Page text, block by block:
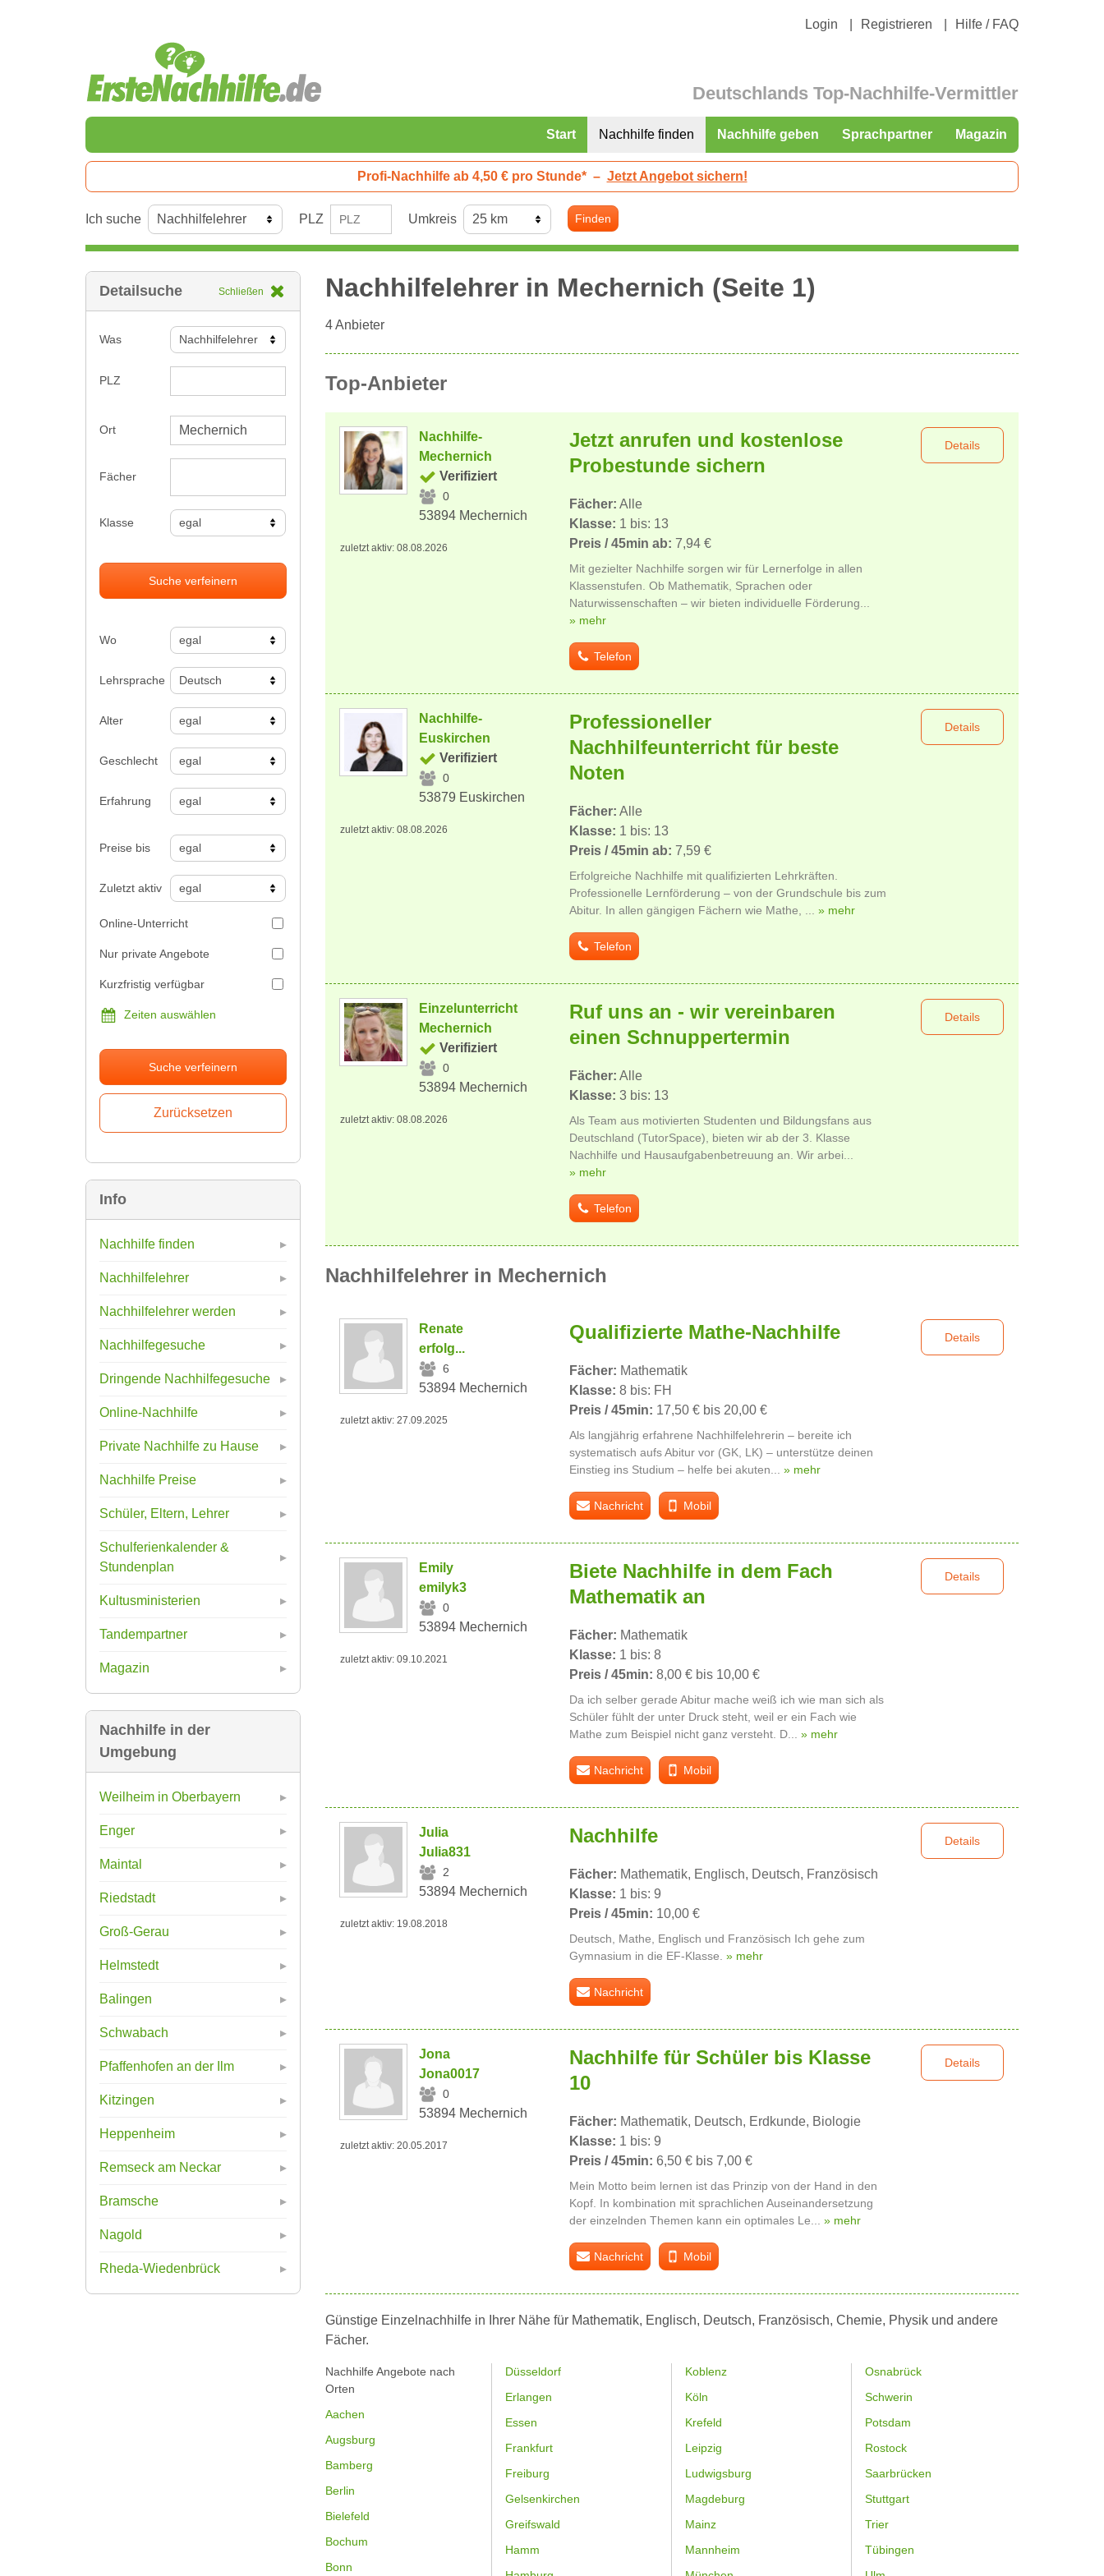
Login Registrieren Hilfe / FAQ
Deutschlands Top-Nachhilfe-Vermittler
Start Nachhilfe finden Nachhilfe geben Sprachpartner Magazin
Profi-Nachhilfe ab 4,50 € pro Stunde* – Jetzt Angebot sichern!
Ich suche PLZ Umkreis Finden
Detailsuche Schließen
Was
PLZ
Ort
Fächer
Klasse
Suche verfeinern
Wo
Lehrsprache
Alter
Geschlecht
Erfahrung
Preise bis
Zuletzt aktiv
Online-Unterricht
Nur private Angebote
Kurzfristig verfügbar
Zeiten auswählen
Suche verfeinern
Info
Nachhilfe finden
Nachhilfelehrer
Nachhilfelehrer werden
Nachhilfegesuche
Dringende Nachhilfegesuche
Online-Nachhilfe
Private Nachhilfe zu Hause
Nachhilfe Preise
Schüler, Eltern, Lehrer
Schulferienkalender &
Stundenplan
Kultusministerien
Tandempartner
Magazin
Nachhilfe in der
Umgebung
Weilheim in Oberbayern
Enger
Maintal
Riedstadt
Groß-Gerau
Helmstedt
Balingen
Schwabach
Pfaffenhofen an der Ilm
Kitzingen
Heppenheim
Remseck am Neckar
Bramsche
Nagold
Rheda-Wiedenbrück
Nachhilfelehrer in Mechernich (Seite 1)
4Anbieter
Top-Anbieter
Nachhilfe-
Mechernich
Verifiziert
0
53894 Mechernich
zuletzt aktiv: 08.08.2026
Jetzt anrufen und kostenlose
Probestunde sichern
Fächer: Alle
Klasse: 1 bis: 13
Preis / 45min ab: 7,94 €
Mit gezielter Nachhilfe sorgen wir für Lernerfolge in allen
Klassenstufen. Ob Mathematik, Sprachen oder
Naturwissenschaften – wir bieten individuelle Förderung...
» mehr
Details
Telefon
Nachhilfe-
Euskirchen
Verifiziert
0
53879 Euskirchen
zuletzt aktiv: 08.08.2026
Professioneller
Nachhilfeunterricht für beste
Noten
Fächer: Alle
Klasse: 1 bis: 13
Preis / 45min ab: 7,59 €
Erfolgreiche Nachhilfe mit qualifizierten Lehrkräften.
Professionelle Lernförderung – von der Grundschule bis zum
Abitur. In allen gängigen Fächern wie Mathe, ... » mehr
Details
Telefon
Einzelunterricht
Mechernich
Verifiziert
0
53894 Mechernich
zuletzt aktiv: 08.08.2026
Ruf uns an - wir vereinbaren
einen Schnuppertermin
Fächer: Alle
Klasse: 3 bis: 13
Als Team aus motivierten Studenten und Bildungsfans aus
Deutschland (TutorSpace), bieten wir ab der 3. Klasse
Nachhilfe und Hausaufgabenbetreuung an. Wir arbei...
» mehr
Details
Telefon
Nachhilfelehrer in Mechernich
Renate
erfolg...
6
53894 Mechernich
zuletzt aktiv: 27.09.2025
Qualifizierte Mathe-Nachhilfe
Fächer: Mathematik
Klasse: 8 bis: FH
Preis / 45min: 17,50 € bis 20,00 €
Als langjährig erfahrene Nachhilfelehrerin – bereite ich
systematisch aufs Abitur vor (GK, LK) – unterstütze deinen
Einstieg ins Studium – helfe bei akuten... » mehr
Details
Nachricht Mobil
Emily
emilyk3
0
53894 Mechernich
zuletzt aktiv: 09.10.2021
Biete Nachhilfe in dem Fach
Mathematik an
Fächer: Mathematik
Klasse: 1 bis: 8
Preis / 45min: 8,00 € bis 10,00 €
Da ich selber gerade Abitur mache weiß ich wie man sich als
Schüler fühlt der unter Druck steht, weil er ein Fach wie
Mathe zum Beispiel nicht ganz versteht. D... » mehr
Details
Nachricht Mobil
Julia
Julia831
2
53894 Mechernich
zuletzt aktiv: 19.08.2018
Nachhilfe
Fächer: Mathematik, Englisch, Deutsch, Französisch
Klasse: 1 bis: 9
Preis / 45min: 10,00 €
Deutsch, Mathe, Englisch und Französisch Ich gehe zum
Gymnasium in die EF-Klasse. » mehr
Details
Nachricht
Jona
Jona0017
0
53894 Mechernich
zuletzt aktiv: 20.05.2017
Nachhilfe für Schüler bis Klasse
10
Fächer: Mathematik, Deutsch, Erdkunde, Biologie
Klasse: 1 bis: 9
Preis / 45min: 6,50 € bis 7,00 €
Mein Motto beim lernen ist das Prinzip von der Hand in den
Kopf. In kombination mit sprachlichen Auseinandersetzung
der einzelnden Themen kann ein optimales Le... » mehr
Details
Nachricht Mobil
Günstige Einzelnachhilfe in Ihrer Nähe für Mathematik, Englisch, Deutsch, Französisch, Chemie, Physik und andere
Fächer.
Nachhilfe Angebote nach
Orten
Aachen
Augsburg
Bamberg
Berlin
Bielefeld
Bochum
Bonn
Düsseldorf
Erlangen
Essen
Frankfurt
Freiburg
Gelsenkirchen
Greifswald
Hamm
Koblenz
Köln
Krefeld
Leipzig
Ludwigsburg
Magdeburg
Mainz
Mannheim
Osnabrück
Schwerin
Potsdam
Rostock
Saarbrücken
Stuttgart
Trier
Tübingen